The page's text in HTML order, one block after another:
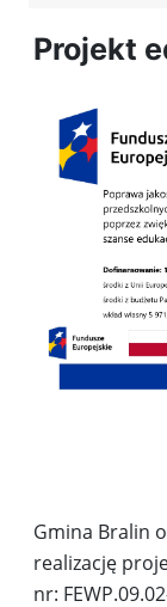
Projekt
Gmina Bralin
realizację
nr: